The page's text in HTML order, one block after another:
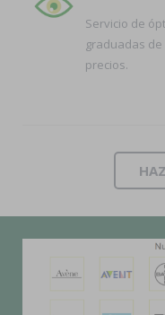
Servicio de
graduadas
precios.